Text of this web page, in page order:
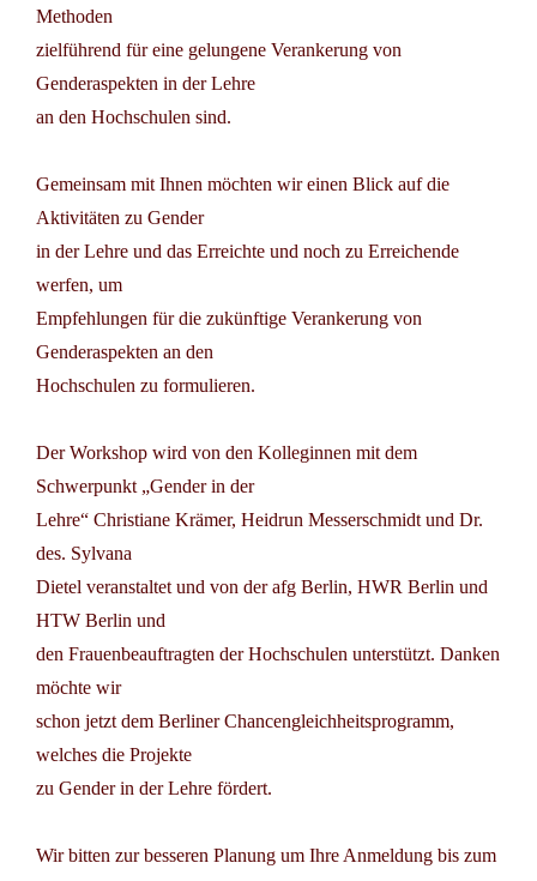
Methoden
zielführend für eine gelungene Verankerung von
Genderaspekten in der Lehre
an den Hochschulen sind.
Gemeinsam mit Ihnen möchten wir einen Blick auf die
Aktivitäten zu Gender
in der Lehre und das Erreichte und noch zu Erreichende
werfen, um
Empfehlungen für die zukünftige Verankerung von
Genderaspekten an den
Hochschulen zu formulieren.
Der Workshop wird von den Kolleginnen mit dem
Schwerpunkt „Gender in der
Lehre“ Christiane Krämer, Heidrun Messerschmidt und Dr.
des. Sylvana
Dietel veranstaltet und von der afg Berlin, HWR Berlin und
HTW Berlin und
den Frauenbeauftragten der Hochschulen unterstützt. Danken
möchte wir
schon jetzt dem Berliner Chancengleichheitsprogramm,
welches die Projekte
zu Gender in der Lehre fördert.
Wir bitten zur besseren Planung um Ihre Anmeldung bis zum